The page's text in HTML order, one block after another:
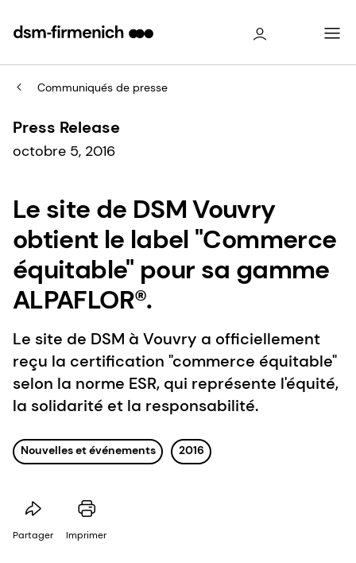
Communiqués de presse
Press Release
octobre 5, 2016
Le site de DSM Vouvry
obtient le label "Commerce
équitable" pour sa gamme
ALPAFLOR®.
Le site de DSM à Vouvry a officiellement
reçu la certification "commerce équitable"
selon la norme ESR, qui représente l'équité,
la solidarité et la responsabilité.
Nouvelles et événements 2016
Partager Imprimer